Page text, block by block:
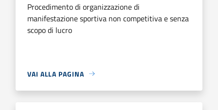
Procedimento di organizzazione di
manifestazione sportiva non competitiva e senza
scopo di lucro
VAI ALLA PAGINA